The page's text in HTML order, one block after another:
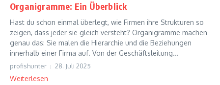
Organigramme: Ein Überblick
Hast du schon einmal überlegt, wie Firmen ihre Strukturen so
zeigen, dass jeder sie gleich versteht? Organigramme machen
genau das: Sie malen die Hierarchie und die Beziehungen
innerhalb einer Firma auf. Von der Geschäftsleitung...
profishunter 28. Juli 2025
Weiterlesen